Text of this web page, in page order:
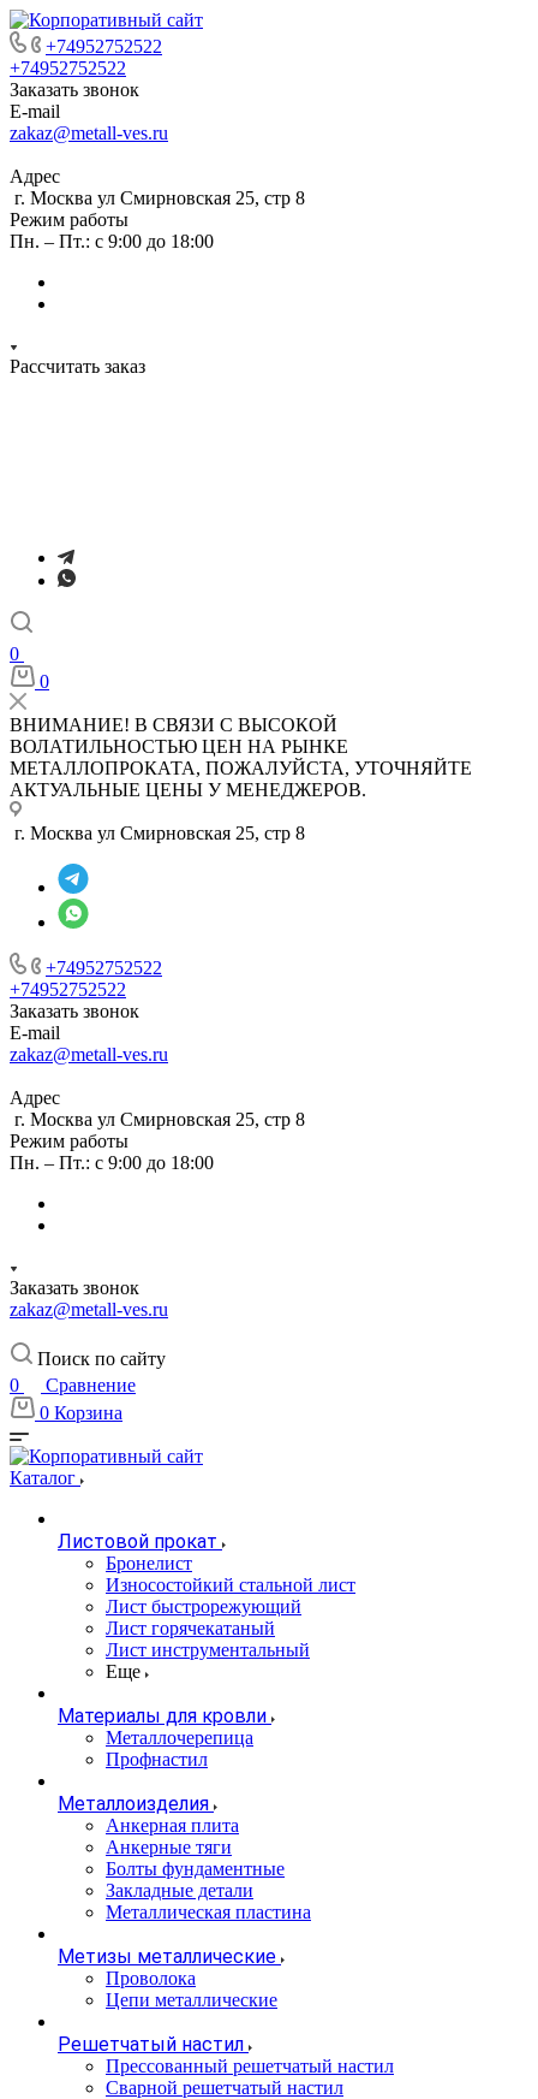
+74952752522
+74952752522
Заказать звонок
E-mail
zakaz@metall-ves.ru
Адрес
г. Москва ул Смирновская 25, стр 8
Режим работы
Пн. – Пт.: с 9:00 до 18:00
Рассчитать заказ
0
0
ВНИМАНИЕ! В СВЯЗИ С ВЫСОКОЙ
ВОЛАТИЛЬНОСТЬЮ ЦЕН НА РЫНКЕ
МЕТАЛЛОПРОКАТА, ПОЖАЛУЙСТА, УТОЧНЯЙТЕ
АКТУАЛЬНЫЕ ЦЕНЫ У МЕНЕДЖЕРОВ.
г. Москва ул Смирновская 25, стр 8
+74952752522
+74952752522
Заказать звонок
E-mail
zakaz@metall-ves.ru
Адрес
г. Москва ул Смирновская 25, стр 8
Режим работы
Пн. – Пт.: с 9:00 до 18:00
Заказать звонок
zakaz@metall-ves.ru
Поиск по сайту
0
Сравнение
0 Корзина
Каталог
Листовой прокат
Бронелист
Износостойкий стальной лист
Лист быстрорежующий
Лист горячекатаный
Лист инструментальный
Еще
Материалы для кровли
Металлочерепица
Профнастил
Металлоизделия
Анкерная плита
Анкерные тяги
Болты фундаментные
Закладные детали
Металлическая пластина
Метизы металлические
Проволока
Цепи металлические
Решетчатый настил
Прессованный решетчатый настил
Сварной решетчатый настил